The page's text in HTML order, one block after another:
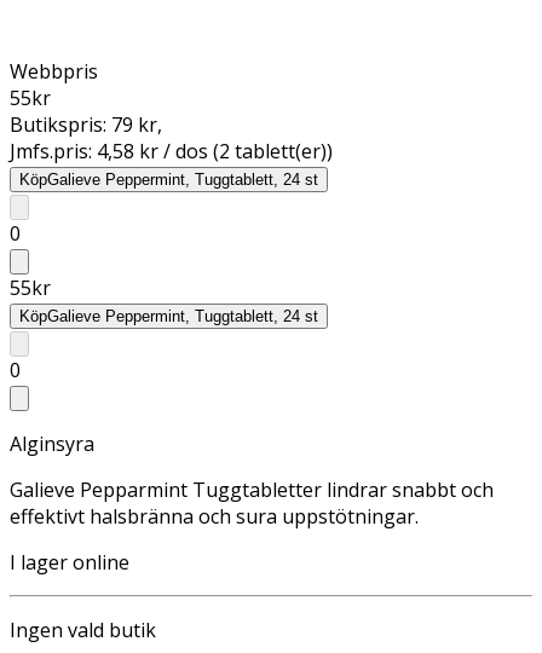
Webbpris
55kr
Butikspris: 79 kr,
Jmfs.pris: 4,58 kr / dos (2 tablett(er))
KöpGalieve Peppermint, Tuggtablett, 24 st
0
55kr
KöpGalieve Peppermint, Tuggtablett, 24 st
0
Alginsyra
Galieve Pepparmint Tuggtabletter lindrar snabbt och
effektivt halsbränna och sura uppstötningar.
I lager online
Ingen vald butik